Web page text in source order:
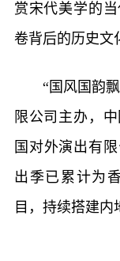
赏宋代美学的
卷背后的历史文
“国风国韵
限公司主办，
国对外演出有
出季已累计为
目，持续搭建内